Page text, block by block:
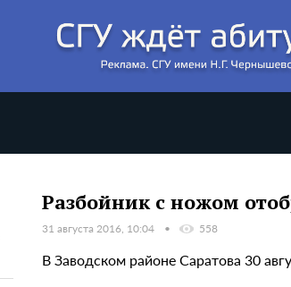
Разбойник с ножом
31 августа 2016, 10:04 558
В Заводском районе Саратова 30